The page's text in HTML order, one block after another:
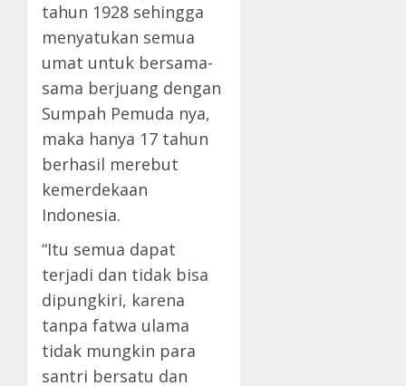
tahun 1928 sehingga
menyatukan semua
umat untuk bersama-
sama berjuang dengan
Sumpah Pemuda nya,
maka hanya 17 tahun
berhasil merebut
kemerdekaan
Indonesia.
“Itu semua dapat
terjadi dan tidak bisa
dipungkiri, karena
tanpa fatwa ulama
tidak mungkin para
santri bersatu dan